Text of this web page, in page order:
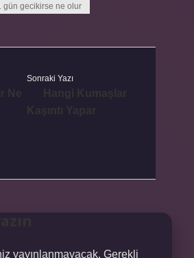
gün gecikirse ne olur
Sonraki Yazı
yayınlanmayacak. Gerekli